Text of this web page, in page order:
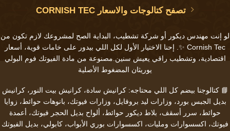
تصفح كتالوجات والاسعار CORNISH TEC
لو إنت مهندس ديكور أو شركة تشطيب، البداية الصح لمشروعك لازم تكون من
Cornish Tec ✨. إحنا الاختيار الأول لكل اللي بيدور على خامات قوية، أسعار
اقتصادية، وتشطيب راقي يعيش سنين.مصنوعة من مادة الفيوتك فوم البولي
يوريثان المضغوط الأصلية
📘 كتالوجنا بيضم كل اللي محتاجه:كرانيش سادة،كرانيش بيت النور ،كرانيش
بديل الجبس بورد، وزارات ليد بروفايل، وزارات فيوتك، بانوهات حوائط، زوايا
حوائط، سرر أسقف، بلاط ديكور حوائط، ألواح بديل الحجر فيوتك،
أعمدة
فيوتك، اكسسوارات ومليات، اكسسوارات بوري الأبواب، كابولي، بديل الفيوتك